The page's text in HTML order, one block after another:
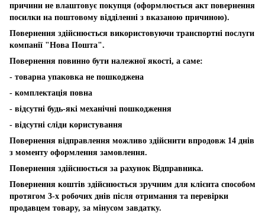
причини не влаштовує покупця (оформлюється акт повернення
посилки на поштовому відділенні з вказаною причиною).
Повернення здійснюється використовуючи транспортні послуги
компанії "Нова Пошта".
Повернення повинно бути належної якості, а саме:
- товарна упаковка не пошкоджена
- комплектація повна
- відсутні будь-які механічні пошкодження
- відсутні сліди користування
Повернення відправлення можливо здійснити впродовж 14 днів
з моменту оформлення замовлення.
Повернення здійснюється за рахунок Відправника.
Повернення коштів здійснюється зручним для клієнта способом
протягом 3-х робочих днів після отримання та перевірки
продавцем товару, за мінусом завдатку.